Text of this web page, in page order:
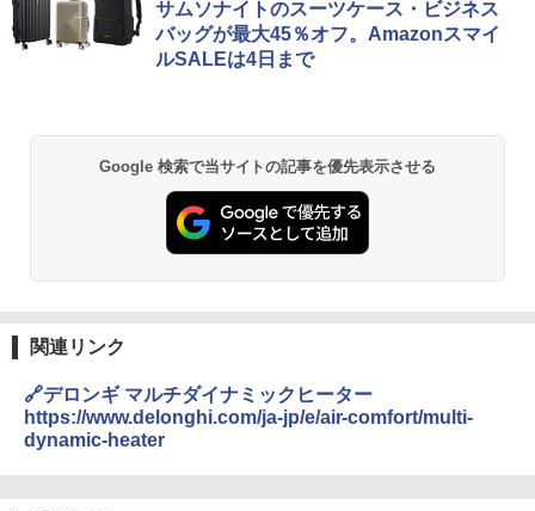
サムソナイトのスーツケース・ビジネス
バッグが最大45％オフ。Amazonスマイ
ルSALEは4日まで
Google 検索で当サイトの記事を優先表示させる
関連リンク
🔗デロンギ マルチダイナミックヒーター
https://www.delonghi.com/ja-jp/e/air-comfort/multi-
dynamic-heater